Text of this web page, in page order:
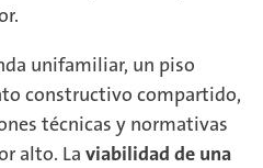
unifamiliar, un piso
constructivo compartido,
técnicas y normativas
alto. La viabilidad de una